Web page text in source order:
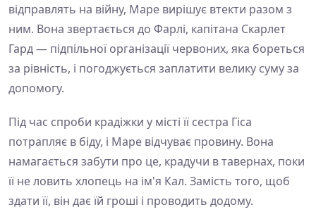
відправлять на війну, Маре вирішує втекти разом з
ним. Вона звертається до Фарлі, капітана Скарлет
Гард — підпільної організації червоних, яка бореться
за рівність, і погоджується заплатити велику суму за
допомогу.
Під час спроби крадіжки у місті її сестра Гіса
потрапляє в біду, і Маре відчуває провину. Вона
намагається забути про це, крадучи в тавернах, поки
її не ловить хлопець на ім'я Кал. Замість того, щоб
здати її, він дає їй гроші і проводить додому.